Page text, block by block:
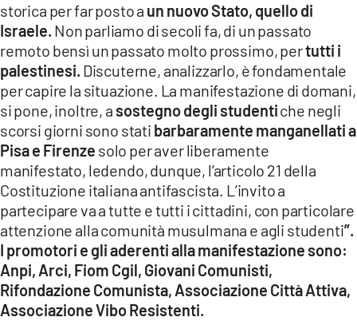
storica per far posto a un nuovo Stato, quello di
Israele. Non parliamo di secoli fa, di un passato
remoto bensì un passato molto prossimo, pertutti i
palestinesi. Discuterne, analizzarlo, è fondamentale
per capire la situazione. La manifestazione di domani,
si pone, inoltre, a sostegno degli studentiche negli
scorsi giorni sono stati barbaramente manganellati a
Pisa e Firenze solo per aver liberamente
manifestato, ledendo, dunque, l’articolo 21 della
Costituzione italiana antifascista. L’invito a
partecipare va a tutte e tutti i cittadini, con particolare
attenzione alla comunità musulmana e agli studenti”.
I promotori e gli aderenti alla manifestazione sono:
Anpi, Arci, Fiom Cgil, Giovani Comunisti,
Rifondazione Comunista, Associazione Città Attiva,
Associazione Vibo Resistenti.